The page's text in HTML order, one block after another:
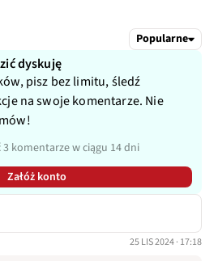
Popularne
dyskuję
pisz bez limitu, śledź
na swoje komentarze. Nie
3 komentarze w ciągu 14 dni
Załóż konto
25 LIS 2024 · 17:18